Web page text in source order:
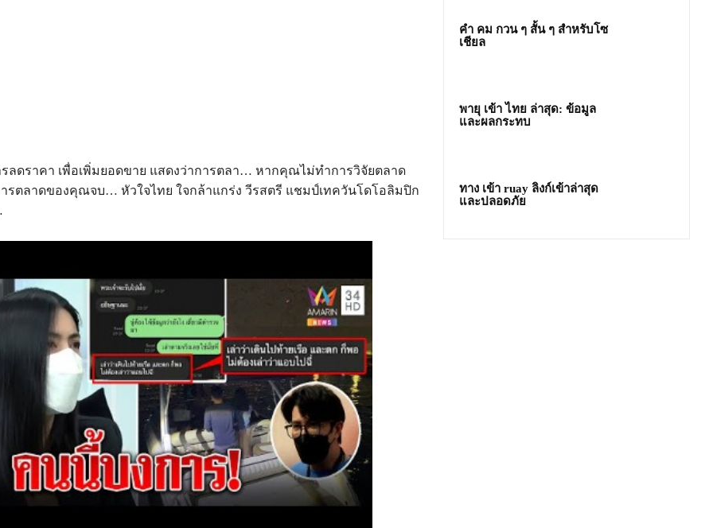
ลดราคา เพื่อเพิ่มยอดขาย แสดงว่าการตลา… หากคุณไม่ทำการวิจัยตลาด
รตลาดของคุณจบ… หัวใจไทย ใจกล้าแกร่ง วีรสตรี แชมป์เทควันโดโอลิมปิก
คํา คม กวน ๆ สั้น ๆ สำหรับโซ
เชียล
พายุ เข้า ไทย ล่าสุด: ข้อมูล
และผลกระทบ
ทาง เข้า ruay ลิงก์เข้าล่าสุด
และปลอดภัย